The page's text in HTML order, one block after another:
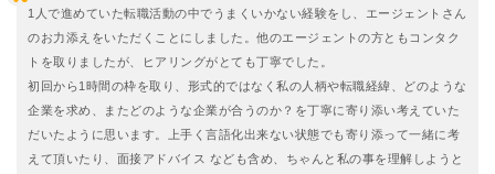
1人で進めていた転職活動の中でうまくいかない経験をし、エージェントさん
のお力添えをいただくことにしました。他のエージェントの方ともコンタク
トを取りましたが、ヒアリングがとても丁寧でした。
初回から1時間の枠を取り、形式的ではなく私の人柄や転職経緯、どのような
企業を求め、またどのような企業が合うのか？を丁寧に寄り添い考えていた
だいたように思います。上手く言語化出来ない状態でも寄り添って一緒に考
えて頂いたり、面接アドバイス なども含め、ちゃんと私の事を理解しようと